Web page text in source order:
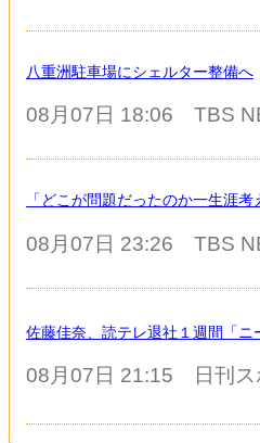
八重洲駐車場にシェルター整備へ
08月07日 18:06 TBS
「どこが問題だったのか一生涯
08月07日 23:26 TBS
佐藤佳奈、読テレ退社１週間「
08月07日 21:15 日刊